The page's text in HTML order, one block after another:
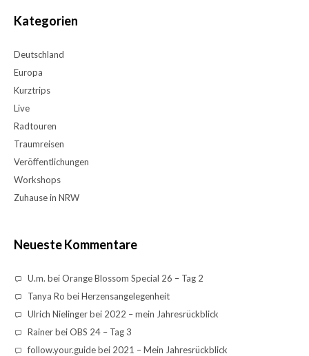
Kategorien
Deutschland
Europa
Kurztrips
Live
Radtouren
Traumreisen
Veröffentlichungen
Workshops
Zuhause in NRW
Neueste Kommentare
U.m. beiOrange Blossom Special 26 – Tag 2
Tanya Ro beiHerzensangelegenheit
Ulrich Nielingerbei 2022 – mein Jahresrückblick
RainerbeiOBS 24 – Tag 3
follow.your.guidebei 2021 – Mein Jahresrückblick